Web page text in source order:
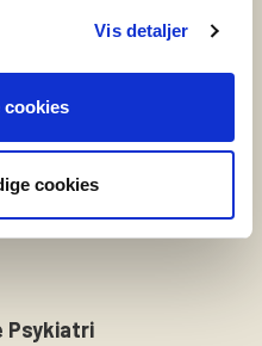
Vis detaljer
cookies
cookies
som er
oplevelser på video.
pårørende klogere på,
det i hverdagen.
Psykiatri